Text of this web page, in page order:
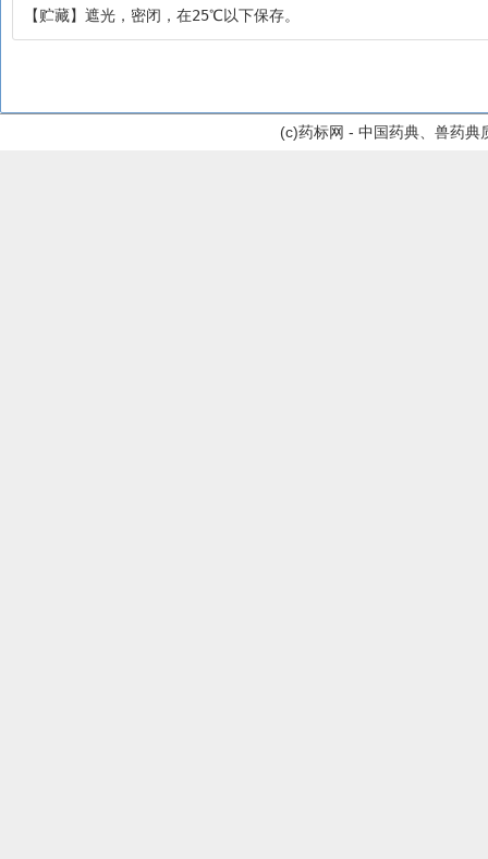
【贮藏】遮光，密闭，在25℃以下保存。
(c)药标网 - 中国药典、兽药典